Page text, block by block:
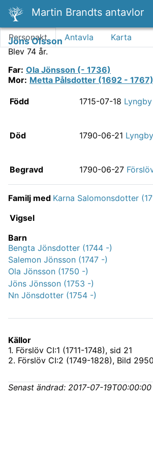
Martin Brandts antavlor
Personakt Antavla Karta
Jöns Olsson
Blev 74 år.
Far: Ola Jönsson (- 1736)
Mor: Metta Pålsdotter (1692 - 1767)
Född 1715-07-18
Död
1790-06-21
Begravd
1790-06-27
Familj med Karna Salomonsdotter
Vigsel
Barn
Bengta Jönsdotter (1744 -)
Salemon Jönsson (1747 -)
Ola Jönsson (1750 -)
Jöns Jönsson (1753 -)
Nn Jönsdotter (1754 -)
Källor
1. Förslöv CI:1 (1711-1748), sid 21
2. Förslöv CI:2 (1749-1828), Bild
Senast ändrad: 2017-07-19T00:00:00